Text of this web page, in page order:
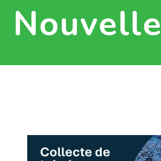
Nouvelle